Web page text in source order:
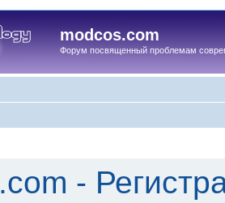
modcos.com
Форум посвященный проблемам
-